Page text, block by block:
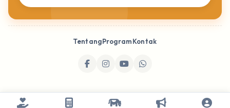
TentangProgramKontak